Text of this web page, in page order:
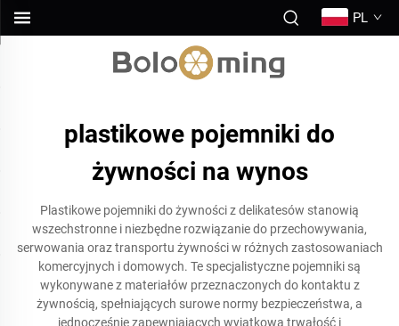
PL
plastikowe pojemniki do
żywności na wynos
Plastikowe pojemniki do żywności z delikatesów stanowią
wszechstronne i niezbędne rozwiązanie do przechowywania,
serwowania oraz transportu żywności w różnych zastosowaniach
komercyjnych i domowych. Te specjalistyczne pojemniki są
wykonywane z materiałów przeznaczonych do kontaktu z
żywnością, spełniających surowe normy bezpieczeństwa, a
jednocześnie zapewniających wyjątkową trwałość i